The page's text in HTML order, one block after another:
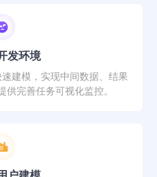
发环境
建模，实现中间数据、结果
完善任务可视化监控。